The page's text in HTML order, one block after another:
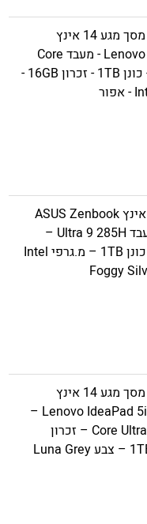
מחשב נייד עם מסך מגע 14 אינץ
Lenovo Yoga 7 2-in-1 - מעבד Core
Ultra 5 226V - כונן 1TB - זכרון 16GB -
מחשב נייד 14 אינץ ASUS Zenbook
14 OLED – מעבד Ultra 9 285H –
זכרון 32GB – כונן 1TB – מ.גרפי Intel
מחשב נייד עם מסך מגע 14 אינץ
Lenovo IdeaPad 5i 2-in-1 Gen10 –
מעבד Core Ultra 5 225H – זכרון